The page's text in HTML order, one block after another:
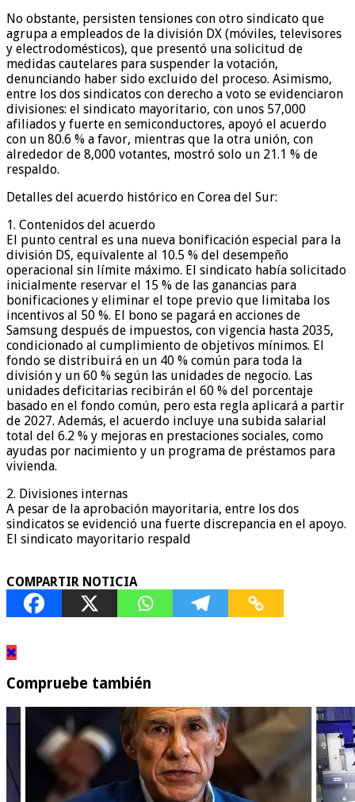
No obstante, persisten tensiones con otro sindicato que
agrupa a empleados de la división DX (móviles, televisores
y electrodomésticos), que presentó una solicitud de
medidas cautelares para suspender la votación,
denunciando haber sido excluido del proceso. Asimismo,
entre los dos sindicatos con derecho a voto se evidenciaron
divisiones: el sindicato mayoritario, con unos 57,000
afiliados y fuerte en semiconductores, apoyó el acuerdo
con un 80.6 % a favor, mientras que la otra unión, con
alrededor de 8,000 votantes, mostró solo un 21.1 % de
respaldo.
Detalles del acuerdo histórico en Corea del Sur:
1. Contenidos del acuerdo
El punto central es una nueva bonificación especial para la
división DS, equivalente al 10.5 % del desempeño
operacional sin límite máximo. El sindicato había solicitado
inicialmente reservar el 15 % de las ganancias para
bonificaciones y eliminar el tope previo que limitaba los
incentivos al 50 %. El bono se pagará en acciones de
Samsung después de impuestos, con vigencia hasta 2035,
condicionado al cumplimiento de objetivos mínimos. El
fondo se distribuirá en un 40 % común para toda la
división y un 60 % según las unidades de negocio. Las
unidades deficitarias recibirán el 60 % del porcentaje
basado en el fondo común, pero esta regla aplicará a partir
de 2027. Además, el acuerdo incluye una subida salarial
total del 6.2 % y mejoras en prestaciones sociales, como
ayudas por nacimiento y un programa de préstamos para
vivienda.
2. Divisiones internas
A pesar de la aprobación mayoritaria, entre los dos
sindicatos se evidenció una fuerte discrepancia en el apoyo.
El sindicato mayoritario respald
COMPARTIR NOTICIA
Compruebe también